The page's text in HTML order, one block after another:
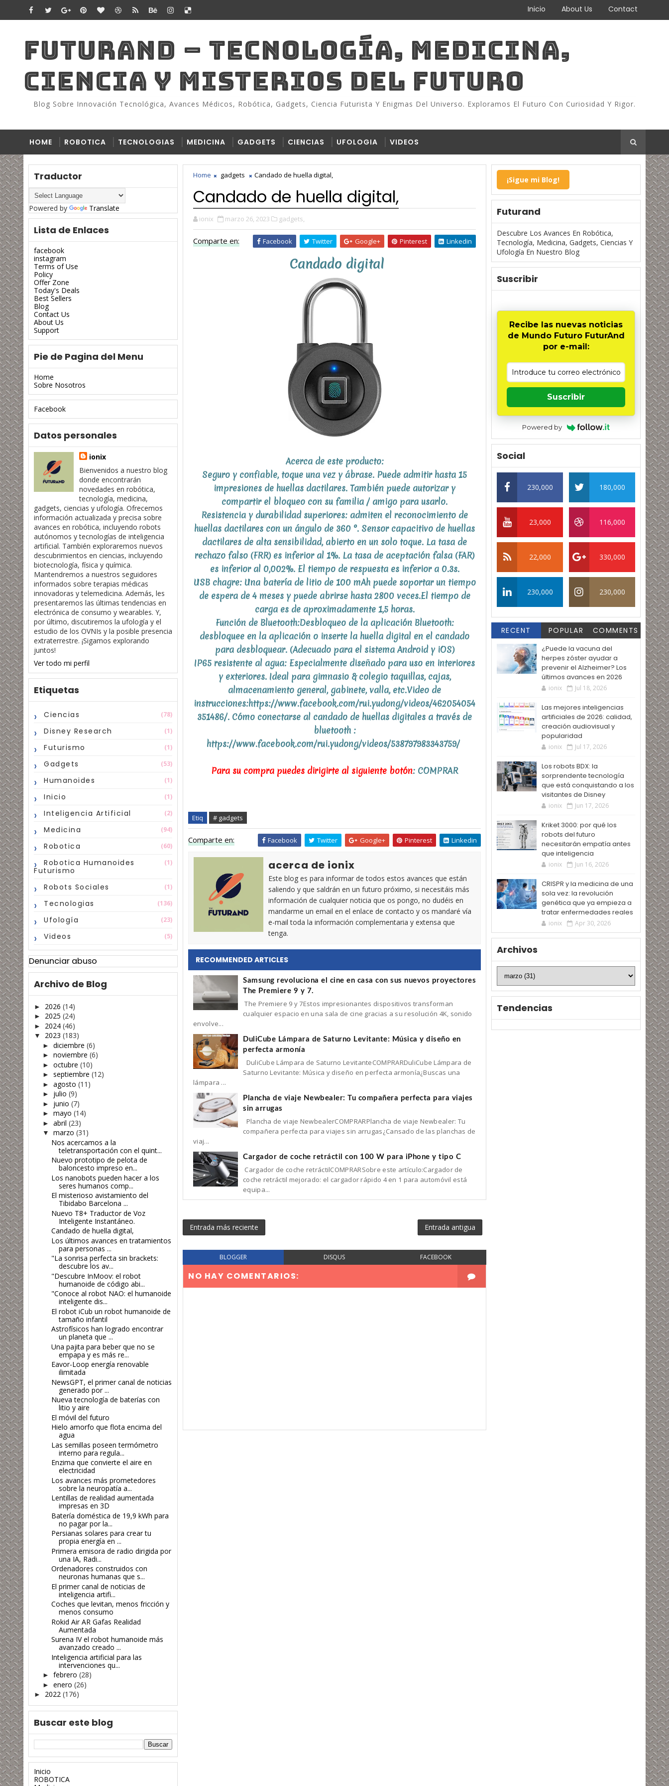
Inicio About Us Contact
FUTURAND – TECNOLOGÍA, MEDICINA,
CIENCIA Y MISTERIOS DEL FUTURO
Blog Sobre Innovación Tecnológica, Avances Médicos, Robótica, Gadgets, Ciencia Futurista Y Enigmas Del Universo. Exploramos El Futuro Con Curiosidad Y Rigor.
HOME ROBOTICA TECNOLOGIAS MEDICINA GADGETS CIENCIAS UFOLOGIA VIDEOS
Traductor
Powered by Translate
Lista de Enlaces
facebook
instagram
Terms of Use
Policy
Offer Zone
Today's Deals
Best Sellers
Blog
Contact Us
About Us
Support
Pie de Pagina del Menu
Home
Sobre Nosotros
Facebook
Datos personales
ionix
Bienvenidos a nuestro blog
donde encontrarán
novedades en robótica,
tecnología, medicina,
gadgets, ciencias y ufología. Ofrecemos
información actualizada y precisa sobre
avances en robótica, incluyendo robots
autónomos y tecnologías de inteligencia
artificial. También exploraremos nuevos
descubrimientos en ciencias, incluyendo
biotecnología, física y química.
Mantendremos a nuestros seguidores
informados sobre terapias médicas
innovadoras y telemedicina. Además, les
presentaremos las últimas tendencias en
electrónica de consumo y wearables. Y,
por último, discutiremos la ufología y el
estudio de los OVNIs y la posible presencia
extraterrestre. ¡Sigamos explorando
juntos!
Ver todo mi perfil
Etiquetas
Ciencias (78)
Disney Research (1)
Futurismo (1)
Gadgets (53)
Humanoides (1)
Inicio (1)
Inteligencia Artificial (2)
Medicina (94)
Robotica (60)
Robotica Humanoides
Futurismo
(1)
Robots Sociales (1)
Tecnologias (136)
Ufología (23)
Videos (5)
Denunciar abuso
Archivo de Blog
► 2026 (14)
► 2025 (24)
► 2024 (46)
▼ 2023 (183)
► diciembre (6)
► noviembre (6)
► octubre (10)
► septiembre (12)
► agosto (11)
► julio (9)
► junio (7)
► mayo (14)
► abril (23)
▼ marzo (31)
Nos acercamos a la
teletransportación con el quint...
Nuevo prototipo de pelota de
baloncesto impreso en...
Los nanobots pueden hacer a los
seres humanos comp...
El misterioso avistamiento del
Tibidabo Barcelona ...
Nuevo T8+ Traductor de Voz
Inteligente Instantáneo.
Candado de huella digital,
Los últimos avances en tratamientos
para personas ...
"La sonrisa perfecta sin brackets:
descubre los av...
"Descubre InMoov: el robot
humanoide de código abi...
"Conoce al robot NAO: el humanoide
inteligente dis...
El robot iCub un robot humanoide de
tamaño infantil
Astrofísicos han logrado encontrar
un planeta que ...
Una pajita para beber que no se
empapa y es más re...
Eavor-Loop energía renovable
ilimitada
NewsGPT, el primer canal de noticias
generado por ...
Nueva tecnología de baterías con
litio y aire
El móvil del futuro
Hielo amorfo que flota encima del
agua
Las semillas poseen termómetro
interno para regula...
Enzima que convierte el aire en
electricidad
Los avances más prometedores
sobre la neuropatía a...
Lentillas de realidad aumentada
impresas en 3D
Batería doméstica de 19,9 kWh para
no pagar por la...
Persianas solares para crear tu
propia energía en ...
Primera emisora de radio dirigida por
una IA, Radi...
Ordenadores construidos con
neuronas humanas que s...
El primer canal de noticias de
inteligencia artifi...
Coches que levitan, menos fricción y
menos consumo
Rokid Air AR Gafas Realidad
Aumentada
Surena IV el robot humanoide más
avanzado creado ...
Inteligencia artificial para las
intervenciones qu...
► febrero (28)
► enero (26)
► 2022 (176)
Buscar este blog
Inicio
ROBOTICA
Home gadgets Candado de huella digital,
Candado de huella digital,
ionix marzo 26, 2023 gadgets,
Comparte en: Facebook Twitter Google+ Pinterest Linkedin
Candado digital
Acerca de este producto:
Seguro y confiable, toque una vez y ábrase. Puede admitir hasta 15
impresiones de huellas dactilares. También puede autorizar y
compartir el bloqueo con su familia / amigo para usarlo.
Resistencia y durabilidad superiores: admiten el reconocimiento de
huellas dactilares con un ángulo de 360 ​​°. Sensor capacitivo de huellas
dactilares de alta sensibilidad, abierto en un solo toque. La tasa de
rechazo falso (FRR) es inferior al 1%. La tasa de aceptación falsa (FAR)
es inferior al 0,002%. El tiempo de respuesta es inferior a 0.3s.
USB chagre: Una batería de litio de 100 mAh puede soportar un tiempo
de espera de 4 meses y puede abrirse hasta 2800 veces.El tiempo de
carga es de aproximadamente 1,5 horas.
Función de Bluetooth:Desbloqueo de la aplicación Bluetooth:
desbloquee en la aplicación o inserte la huella digital en el candado
para desbloquear. (Adecuado para el sistema Android y iOS)
IP65 resistente al agua: Especialmente diseñado para uso en interiores
y exteriores. Ideal para gimnasio & colegio taquillas, cajas,
almacenamiento general, gabinete, valla, etc.Video de
instrucciones:https://www.facebook.com/rui.yudong/videos/462054054
351486/. Cómo conectarse al candado de huellas digitales a través de
bluetooth :
https://www.facebook.com/rui.yudong/videos/538797983343759/
Para su compra puedes dirigirte al siguiente botón: COMPRAR
Etiq # gadgets
Comparte en: Facebook Twitter Google+ Pinterest Linkedin
acerca de ionix
Este blog es para informar de todos estos avances que están
saliendo y que saldrán en un futuro próximo, si necesitáis más
información de cualquier noticia que os pongo, no dudéis en
mandarme un email en el enlace de contacto y os mandaré vía
e-mail toda la información complementaria y extensa que
tenga.
RECOMMENDED ARTICLES
Samsung revoluciona el cine en casa con sus nuevos proyectores
The Premiere 9 y 7.
The Premiere 9 y 7Estos impresionantes dispositivos transforman
cualquier espacio en una sala de cine gracias a su resolución 4K, sonido
envolve...
DuliCube Lámpara de Saturno Levitante: Música y diseño en
perfecta armonía
DuliCube Lámpara de Saturno LevitanteCOMPRARDuliCube Lámpara de
Saturno Levitante: Música y diseño en perfecta armonía¿Buscas una
lámpara ...
Plancha de viaje Newbealer: Tu compañera perfecta para viajes
sin arrugas
Plancha de viaje NewbealerCOMPRARPlancha de viaje Newbealer: Tu
compañera perfecta para viajes sin arrugas¿Cansado de las planchas de
viaj...
Cargador de coche retráctil con 100 W para iPhone y tipo C
Cargador de coche retráctilCOMPRARSobre este artículo:Cargador de
coche retráctil mejorado: el cargador rápido 4 en 1 para automóvil está
equipa...
Entrada más reciente Entrada antigua
BLOGGER DISQUS FACEBOOK
NO HAY COMENTARIOS:
¡Sigue mi Blog!
Futurand
Descubre Los Avances En Robótica,
Tecnología, Medicina, Gadgets, Ciencias Y
Ufología En Nuestro Blog
Suscribir
Recibe las nuevas noticias
de Mundo Futuro FuturAnd
por e-mail:
Suscribir
Powered by
Social
230,000 180,000
23,000 116,000
22,000 330,000
230,000 230,000
RECENT POPULAR COMMENTS
¿Puede la vacuna del
herpes zóster ayudar a
prevenir el Alzheimer? Los
últimos avances en 2026
ionix Jul 18, 2026
Las mejores inteligencias
artificiales de 2026: calidad,
creación audiovisual y
popularidad
ionix Jul 17, 2026
Los robots BDX: la
sorprendente tecnología
que está conquistando a los
visitantes de Disney
ionix Jun 17, 2026
Kriket 3000: por qué los
robots del futuro
necesitarán empatía antes
que inteligencia
ionix Jun 16, 2026
CRISPR y la medicina de una
sola vez: la revolución
genética que ya empieza a
tratar enfermedades reales
ionix Apr 30, 2026
Archivos
Tendencias